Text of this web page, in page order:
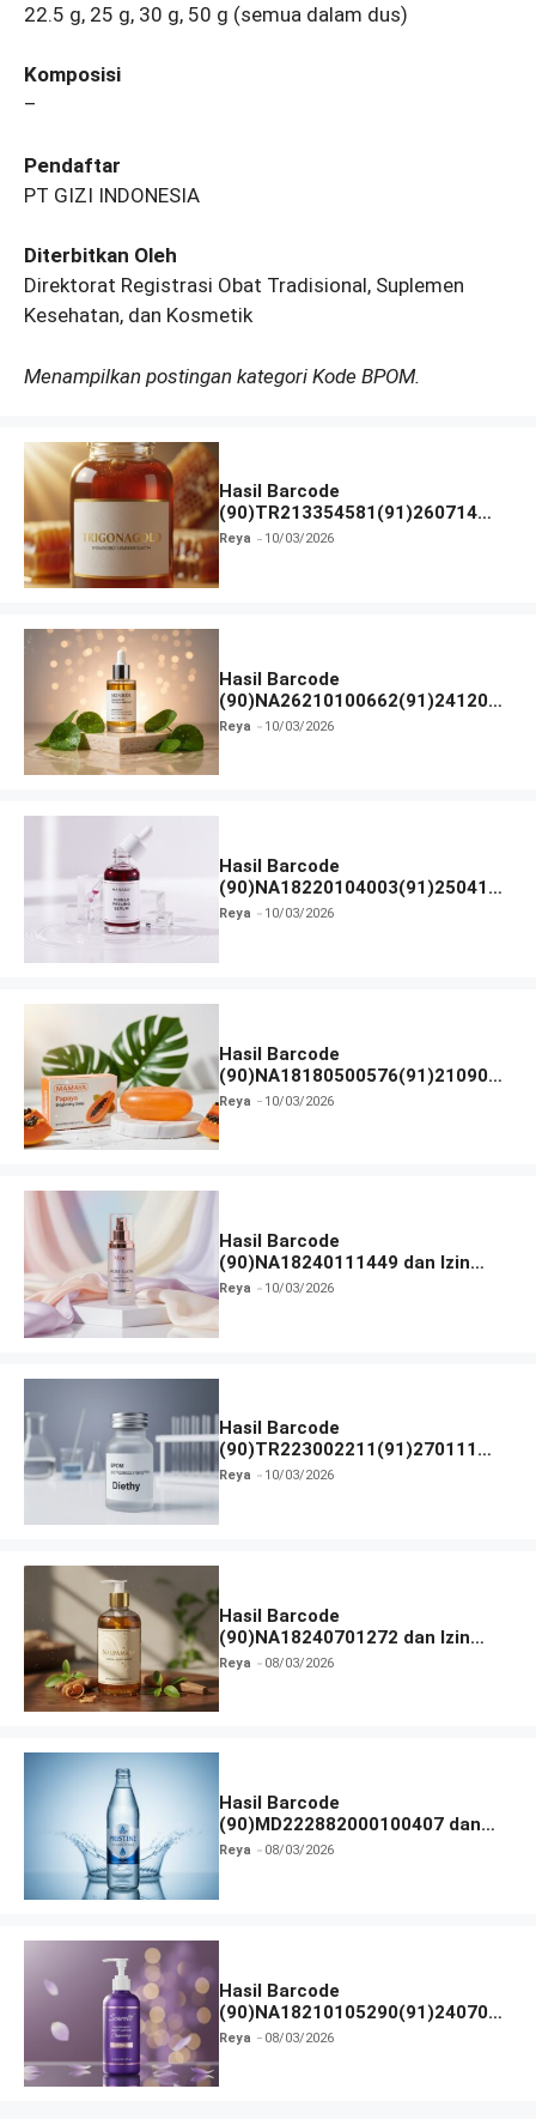
22.5 g, 25 g, 30 g, 50 g (semua dalam dus)
Komposisi
–
Pendaftar
PT GIZI INDONESIA
Diterbitkan Oleh
Direktorat Registrasi Obat Tradisional, Suplemen
Kesehatan, dan Kosmetik
Menampilkan postingan kategori Kode BPOM.
Hasil Barcode
(90)TR213354581(91)260714
dan Izin BPOM
Reya 10/03/2026
Hasil Barcode
(90)NA26210100662(91)241203
dan Izin BPOM
Reya 10/03/2026
Hasil Barcode
(90)NA18220104003(91)250418
dan Izin BPOM
Reya 10/03/2026
Hasil Barcode
(90)NA18180500576(91)210906
dan Izin BPOM
Reya 10/03/2026
Hasil Barcode
(90)NA18240111449 dan Izin
BPOM
Reya 10/03/2026
Hasil Barcode
(90)TR223002211(91)270111
dan Izin BPOM
Reya 10/03/2026
Hasil Barcode
(90)NA18240701272 dan Izin
BPOM
Reya 08/03/2026
Hasil Barcode
(90)MD222882000100407 dan
Izin BPOM
Reya 08/03/2026
Hasil Barcode
(90)NA18210105290(91)240703
dan Izin BPOM
Reya 08/03/2026